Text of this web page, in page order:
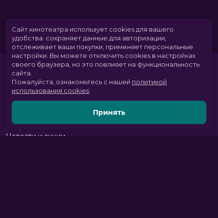
Скоро в кино
Новости и акции
Сайт кинотеатра использует cookies для вашего
удобства: сохраняет данные для авторизации,
отслеживает ваши покупки, применяет персональные
настройки. Вы можете отключить cookies в настройках
своего браузера, но это повлияет на функциональность
сайта.
Пожалуйста, ознакомьтесь с нашей политикой
использования cookies
Принять